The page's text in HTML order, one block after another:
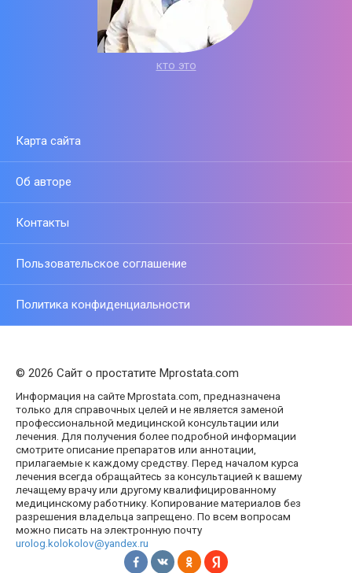
кто это
Карта сайта
Об авторе
Контакты
Пользовательское соглашение
Политика конфиденциальности
© 2026 Сайт о простатите Mprostata.com
Информация на сайте Mprostata.com, предназначена
только для справочных целей и не является заменой
профессиональной медицинской консультации или
лечения. Для получения более подробной информации
смотрите описание препаратов или аннотации,
прилагаемые к каждому средству. Перед началом курса
лечения всегда обращайтесь за консультацией к вашему
лечащему врачу или другому квалифицированному
медицинскому работнику. Копирование материалов без
разрешения владельца запрещено. По всем вопросам
можно писать на электронную почту
urolog.kolokolov@yandex.ru